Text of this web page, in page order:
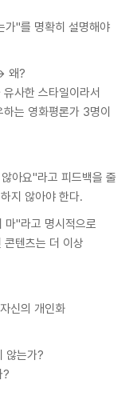
가"를 명확히 설명해야
왜?
사한 스타일이라서
는 영화평론가 3명이
아요"라고 피드백을 줄
지 않아야 한다.
마"라고 명시적으로
텐츠는 더 이상
신의 개인화
않는가?
?